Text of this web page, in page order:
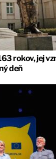
rokov, jej
deň